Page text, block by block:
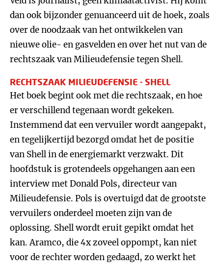
dan ook bijzonder genuanceerd uit de hoek, zoals
over de noodzaak van het ontwikkelen van
nieuwe olie- en gasvelden en over het nut van de
rechtszaak van Milieudefensie tegen Shell.
RECHTSZAAK MILIEUDEFENSIE - SHELL
Het boek begint ook met die rechtszaak, en hoe
er verschillend tegenaan wordt gekeken.
Instemmend dat een vervuiler wordt aangepakt,
en tegelijkertijd bezorgd omdat het de positie
van Shell in de energiemarkt verzwakt. Dit
hoofdstuk is grotendeels opgehangen aan een
interview met Donald Pols, directeur van
Milieudefensie. Pols is overtuigd dat de grootste
vervuilers onderdeel moeten zijn van de
oplossing. Shell wordt eruit gepikt omdat het
kan. Aramco, die 4x zoveel oppompt, kan niet
voor de rechter worden gedaagd, zo werkt het